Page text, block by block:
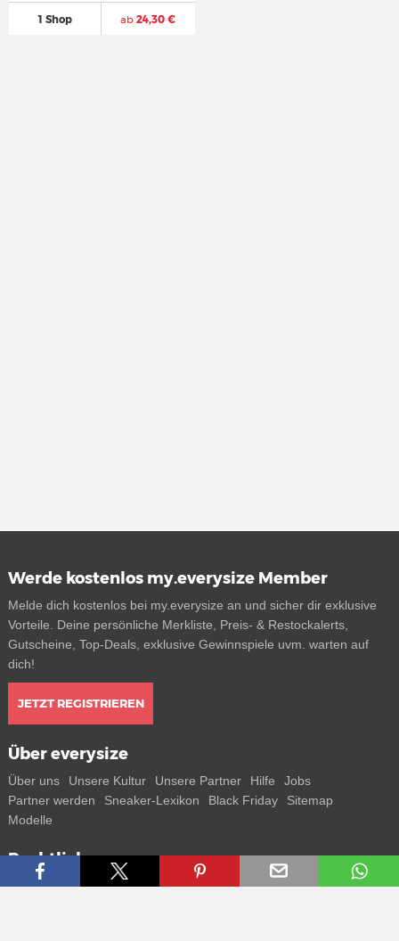
1 Shop ab 24,30 €
Werde kostenlos my.everysize Member
Melde dich kostenlos bei my.everysize an und sicher dir exklusive
Vorteile. Deine persönliche Merkliste, Preis- & Restockalerts,
Gutscheine, Top-Deals, exklusive Gewinnspiele uvm. warten auf
dich!
JETZT REGISTRIEREN
Über everysize
Über uns Unsere Kultur Unsere Partner Hilfe
Jobs
Partner werden
Sneaker-Lexikon Black Friday
Sitemap
Modelle
Rechtliches
AGB Datenschutz Impressum Kontakt